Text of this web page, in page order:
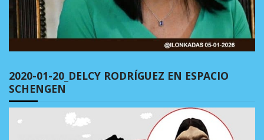
2020-01-20_DELCY RODRÍGUEZ EN ESPACIO
SCHENGEN